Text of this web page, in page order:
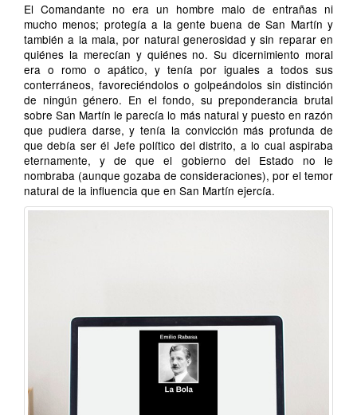
El Comandante no era un hombre malo de entrañas ni
mucho menos; protegía a la gente buena de San Martín y
también a la mala, por natural generosidad y sin reparar en
quiénes la merecían y quiénes no. Su dicernimiento moral
era o romo o apático, y tenía por iguales a todos sus
conterráneos, favoreciéndolos o golpeándolos sin distinción
de ningún género. En el fondo, su preponderancia brutal
sobre San Martín le parecía lo más natural y puesto en razón
que pudiera darse, y tenía la convicción más profunda de
que debía ser él Jefe político del distrito, a lo cual aspiraba
eternamente, y de que el gobierno del Estado no le
nombraba (aunque gozaba de consideraciones), por el temor
natural de la influencia que en San Martín ejercía.